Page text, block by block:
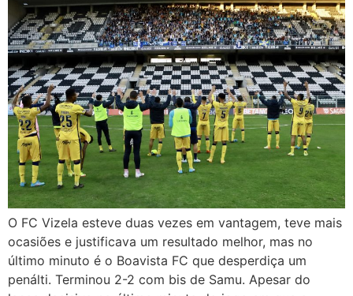
O FC Vizela esteve duas vezes em vantagem, teve mais
ocasiões e justificava um resultado melhor, mas no
último minuto é o Boavista FC que desperdiça um
penálti. Terminou 2-2 com bis de Samu. Apesar do